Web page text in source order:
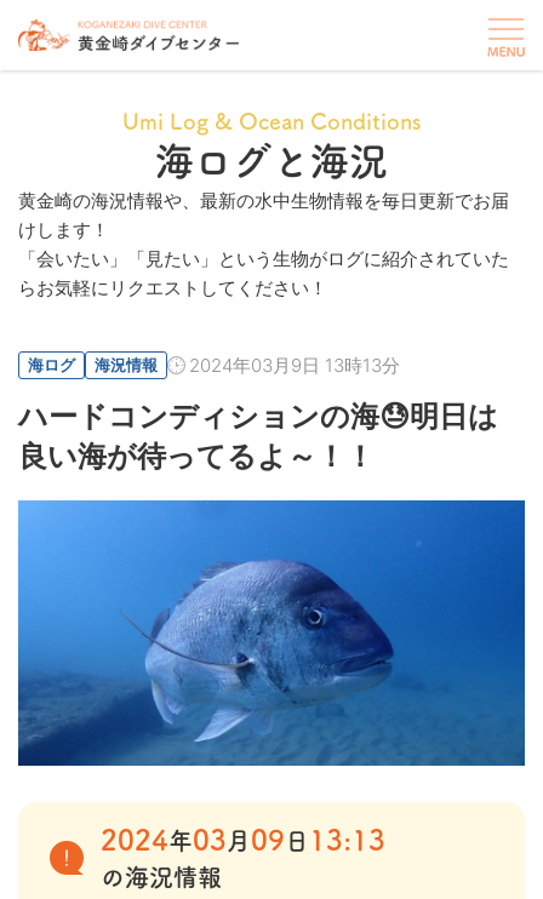
Umi Log & Ocean Conditions
海ログと海況
黄金崎の海況情報や、最新の水中生物情報を毎日更新でお届
けします！
「会いたい」「見たい」という生物がログに紹介されていた
らお気軽にリクエストしてください！
海ログ 海況情報 2024年03月9日 13時13分
ハードコンディションの海😓明日は
良い海が待ってるよ～！！
2024年03 月 09 日 13:13
の海況情報